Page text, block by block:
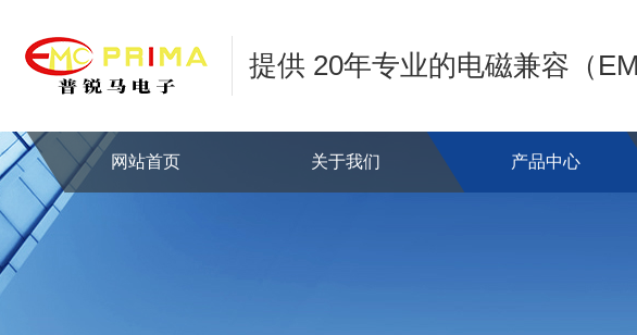
提供 20年专业的电磁兼容（
网站首页 关于我们 产品中心